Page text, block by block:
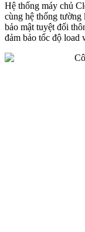
Hệ thống máy chủ
cùng hệ thống
bảo mật tuyệt đối
đảm bảo tốc độ load